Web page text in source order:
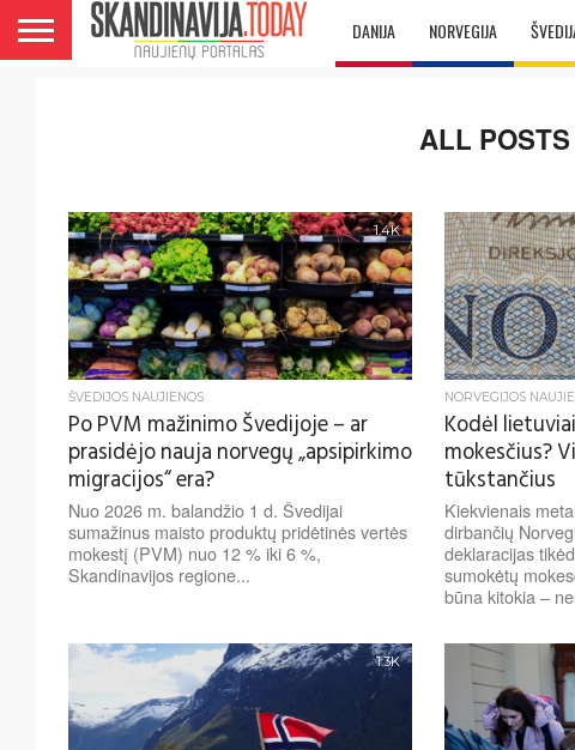
DANIJA NORVEGIJA
ALL
1.4K
ŠVEDIJOS NAUJIENOS
Po PVM mažinimo Švedijoje – ar
prasidėjo nauja norvegų „apsipirkimo
migracijos“ era?
Nuo 2026 m. balandžio 1 d. Švedijai
sumažinus maisto produktų pridėtinės vertės
mokestį (PVM) nuo 12 % iki 6 %,
Skandinavijos regione...
NORVEGIJOS
Kodėl
mokesčius?
tūkstančius
Kiekvienais
dirbančių
deklaracijas
sumokėtų
būna kitokia –
1.3K